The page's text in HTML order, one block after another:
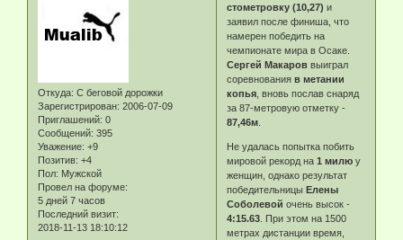
Откуда: С беговой дорожки
Зарегистрирован: 2006-07-09
Приглашений: 0
Сообщений: 395
Уважение: +9
Позитив: +4
Пол: Мужской
Провел на форуме:
5 дней 7 часов
Последний визит:
2018-11-13 18:10:12
стометровку (10,27) и
заявил после финиша, что
намерен победить на
чемпионате мира в Осаке.
Сергей Макаров выиграл
соревнованияв метании
копья , вновь послав снаряд
за 87-метровую отметку -
87,46м
Не удалась попытка побить
мировой рекорд на1 милю у
женщин, однако результат
победительницыЕлены
Соболевой очень высок -
4:15.63 . При этом на 1500
метрах дистанции время,